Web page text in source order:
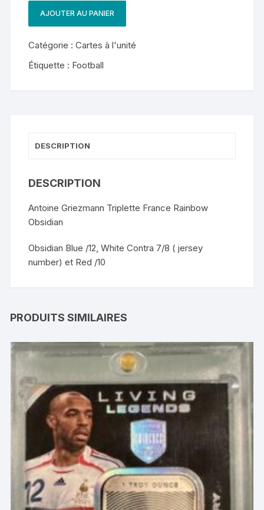
Antoine
Griezmann
AJOUTER AU PANIER
Catégorie :Cartes à l'unité
Étiquette : Football
DESCRIPTION
DESCRIPTION
Antoine Griezmann Triplette France Rainbow
Obsidian
Obsidian Blue /12, White Contra 7/8 ( jersey
number) et Red /10
PRODUITS SIMILAIRES